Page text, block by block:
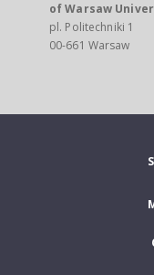
of Warsaw
pl. Politechniki 1
00-661 Warsaw